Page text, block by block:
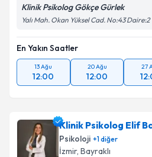
Klinik Psikolog Gökçe Gürlek
Yalı Mah. Okan Yüksel Cad. No:43 Daire:2
En Yakın Saatler
13 Ağu
12:00
20 Ağu
12:00
27
Klinik Psikolog Elif
Psikoloji +1diğer
İzmir, Bayraklı